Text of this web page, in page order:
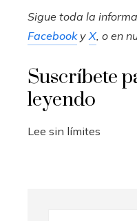
Sigue toda la
Facebooky X , o en
Suscríbete
leyendo
Lee sin límites